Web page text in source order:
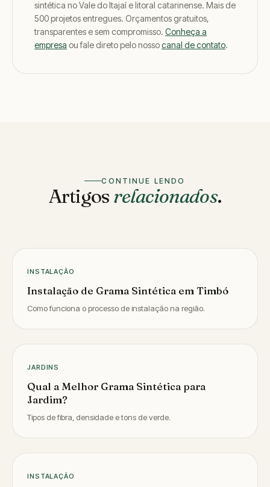
sintética no Vale do Itajaí e litoral catarinense. Mais de
500 projetos entregues. Orçamentos gratuitos,
transparentes e sem compromisso. Conheça a
empresa ou fale direto pelo nossocanal de contato.
CONTINUE LENDO
Artigosrelacionados.
INSTALAÇÃO
Instalação de Grama Sintética em Timbó
Como funciona o processo de instalação na região.
JARDINS
Qual a Melhor Grama Sintética para
Jardim?
Tipos de fibra, densidade e tons de verde.
INSTALAÇÃO